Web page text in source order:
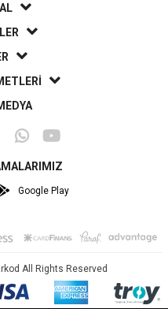
Google Play
All Rights Reserved